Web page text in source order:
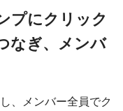
プにクリック
なぎ、メンバ
、メンバー全員でク